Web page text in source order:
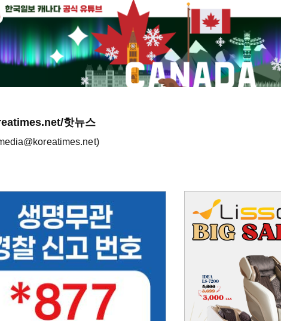
핫뉴스